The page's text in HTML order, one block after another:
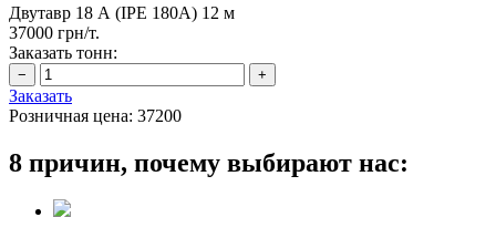
Двутавр 18 А (IPE 180А) 12 м
37000 грн/т.
Заказать тонн:
Заказать
Розничная цена: 37200
8 причин, почему выбирают нас: